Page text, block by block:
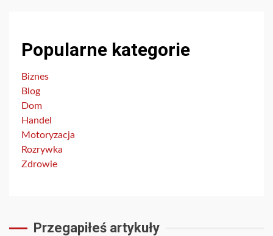
Popularne kategorie
Biznes
Blog
Dom
Handel
Motoryzacja
Rozrywka
Zdrowie
Przegapiłeś artykuły